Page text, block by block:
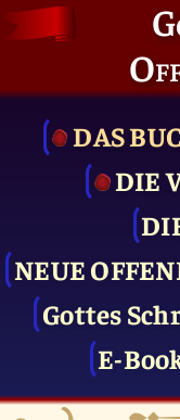
DAS
DIE
NEUE
Gottes
E-